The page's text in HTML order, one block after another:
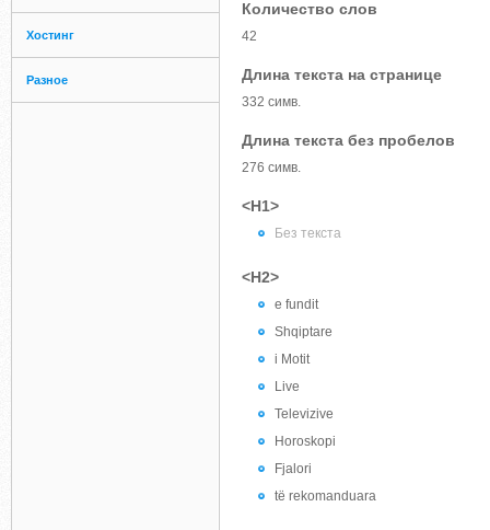
Хостинг
Разное
Количество слов
42
Длина текста на странице
332 симв.
Длина текста без пробелов
276 симв.
<H1>
Без текста
<H2>
e fundit
Shqiptare
i Motit
Live
Televizive
Horoskopi
Fjalori
të rekomanduara